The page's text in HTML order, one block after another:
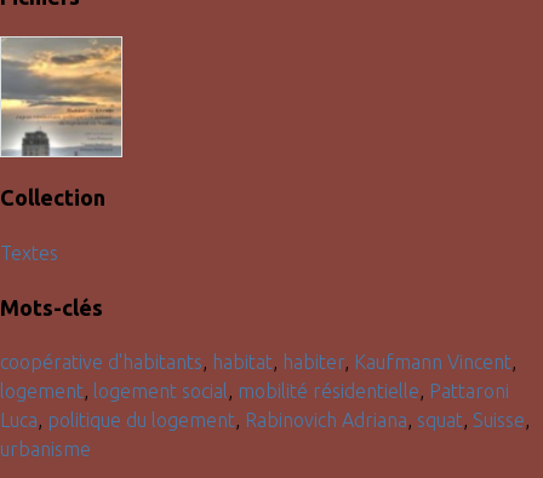
Collection
Textes
Mots-clés
coopérative d'habitants, habitat, habiter, Kaufmann Vincent,
logement, logement social , mobilité résidentielle, Pattaroni
Luca, politique du logement, Rabinovich Adriana, squat, Suisse,
urbanisme